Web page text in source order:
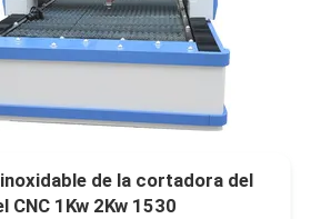
de la cortadora del
CNC 1Kw 2Kw 1530